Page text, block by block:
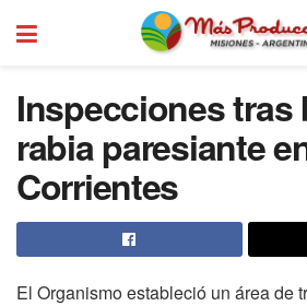
Inspecciones tras
rabia paresiante
Corrientes
El Organismo estableció un área de